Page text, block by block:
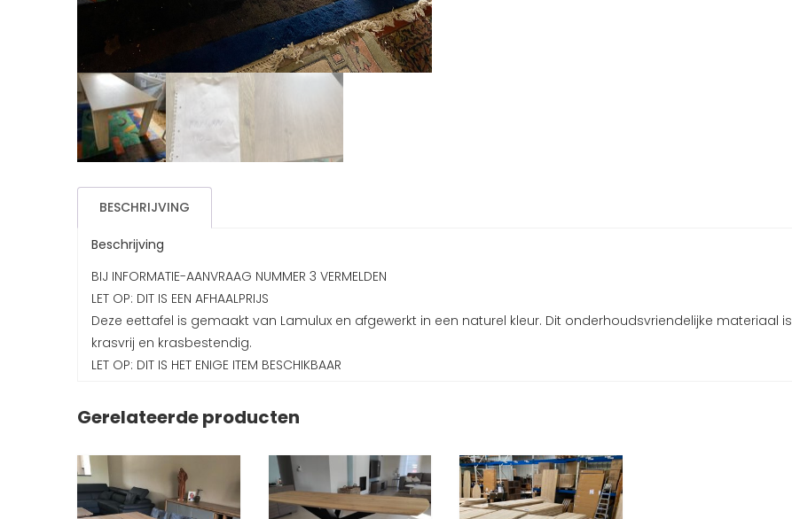
BESCHRIJVING
Beschrijving
BIJ INFORMATIE-AANVRAAG NUMMER 3 VERMELDEN
LET OP: DIT IS EEN AFHAALPRIJS
Deze eettafel is gemaakt van Lamulux en afgewerkt in een naturel kleur. Dit onderhoudsvriendelijke materiaal is
krasvrij en krasbestendig.
LET OP: DIT IS HET ENIGE ITEM BESCHIKBAAR
Gerelateerde producten